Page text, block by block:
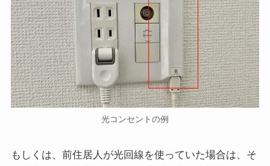
光コンセントの例
もしくは、前住居人が光回線を使っていた場合は、そ